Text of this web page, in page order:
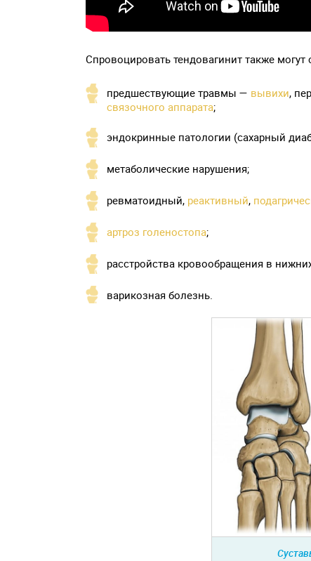
Спровоцировать тендовагинит также
предшествующие травмы — вывихи,
связочного аппарата;
эндокринные патологии (сахарный
метаболические нарушения;
ревматоидный, реактивный,
артроз голеностопа;
расстройства кровообращения в
варикозная болезнь.